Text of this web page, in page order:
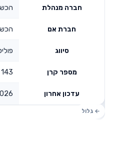
חברה מנהלת
חברת אם
סיווג
מספר קרן 143
עדכון אחרון